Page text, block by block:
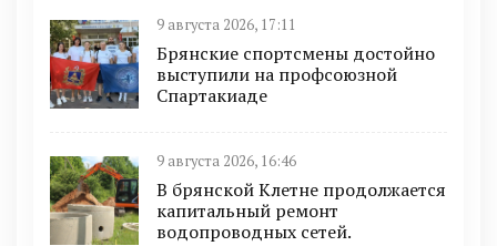
9 августа 2026, 17:11
Брянские спортсмены достойно
выступили на профсоюзной
Спартакиаде
9 августа 2026, 16:46
В брянской Клетне продолжается
капитальный ремонт
водопроводных сетей.